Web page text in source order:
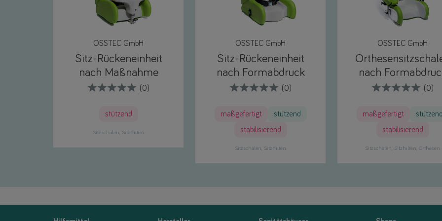
OSSTEC GmbH
Sitz-Rückeneinheit
nach Maßnahme
(0)
stützend
Sitzschalen Sitzhilfen
OSSTEC GmbH
Sitz-Rückeneinheit
nach Formabdruck
(0)
maßgefertigt
stützend
stabilisierend
Sitzschalen Sitzhilfen
OSSTEC GmbH
nach
(0)
maßgefertigt
stützend
stabilisierend
Sitzschalen Sitzhilfen Orthesen